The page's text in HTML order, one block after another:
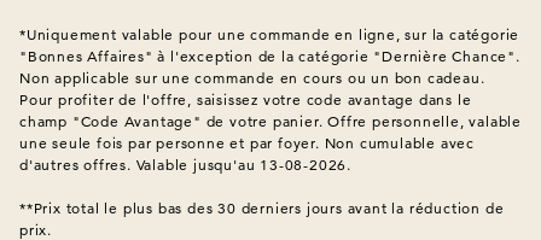
*Uniquement valable pour une commande en ligne, sur la catégorie
"Bonnes Affaires" à l'exception de la catégorie "Dernière Chance".
Non applicable sur une commande en cours ou un bon cadeau.
Pour profiter de l'offre, saisissez votre code avantage dans le
champ "Code Avantage" de votre panier. Offre personnelle, valable
une seule fois par personne et par foyer. Non cumulable avec
d'autres offres. Valable jusqu'au 13-08-2026.
**Prix total le plus bas des 30 derniers jours avant la réduction de